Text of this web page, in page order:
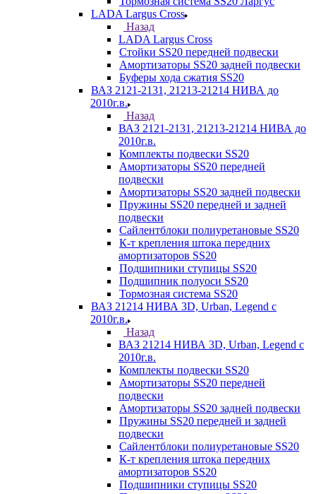
LADA Largus Cross
Назад
LADA Largus Cross
Стойки SS20 передней подвески
Амортизаторы SS20 задней подвески
Буферы хода сжатия SS20
ВАЗ 2121-2131, 21213-21214 НИВА до
2010г.в.
Назад
ВАЗ 2121-2131, 21213-21214 НИВА до
2010г.в.
Комплекты подвески SS20
Амортизаторы SS20 передней
подвески
Амортизаторы SS20 задней подвески
Пружины SS20 передней и задней
подвески
Сайлентблоки полиуретановые SS20
К-т крепления штока передних
амортизаторов SS20
Подшипники ступицы SS20
Подшипник полуоси SS20
Тормозная система SS20
ВАЗ 21214 НИВА 3D, Urban, Legend c
2010г.в.
Назад
ВАЗ 21214 НИВА 3D, Urban, Legend c
2010г.в.
Комплекты подвески SS20
Амортизаторы SS20 передней
подвески
Амортизаторы SS20 задней подвески
Пружины SS20 передней и задней
подвески
Сайлентблоки полиуретановые SS20
К-т крепления штока передних
амортизаторов SS20
Подшипники ступицы SS20